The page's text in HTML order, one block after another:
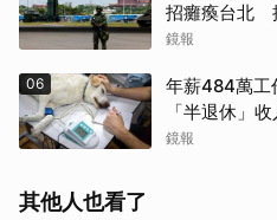
招癱瘓台北
鏡報
06
年薪484萬工
「半退休」
鏡報
其他人也看了